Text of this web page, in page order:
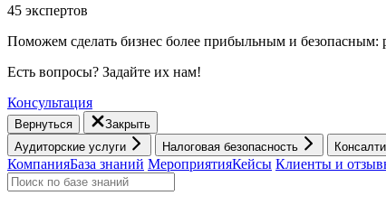
45 экспертов
Поможем сделать бизнес более прибыльным и безопасным:
Есть вопросы? Задайте их нам!
Консультация
Вернуться
Закрыть
Аудиторские услуги
Налоговая безопасность
КомпанияБаза знаний МероприятияКейсы Клиенты и